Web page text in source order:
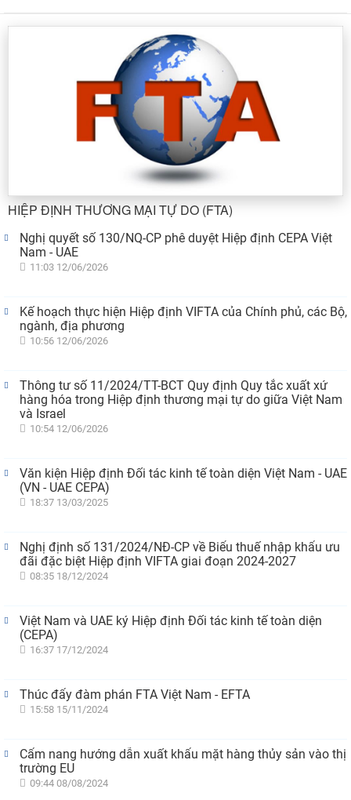
HIỆP ĐỊNH THƯƠNG MẠI TỰ DO (FTA)
Nghị quyết số 130/NQ-CP phê duyệt Hiệp định CEPA Việt
Nam - UAE
11:03 12/06/2026
Kế hoạch thực hiện Hiệp định VIFTA của Chính phủ, các Bộ,
ngành, địa phương
10:56 12/06/2026
Thông tư số 11/2024/TT-BCT Quy định Quy tắc xuất xứ
hàng hóa trong Hiệp định thương mại tự do giữa Việt Nam
và Israel
10:54 12/06/2026
Văn kiện Hiệp định Đối tác kinh tế toàn diện Việt Nam - UAE
(VN - UAE CEPA)
18:37 13/03/2025
Nghị định số 131/2024/NĐ-CP về Biểu thuế nhập khẩu ưu
đãi đặc biệt Hiệp định VIFTA giai đoạn 2024-2027
08:35 18/12/2024
Việt Nam và UAE ký Hiệp định Đối tác kinh tế toàn diện
(CEPA)
16:37 17/12/2024
Thúc đẩy đàm phán FTA Việt Nam - EFTA
15:58 15/11/2024
Cẩm nang hướng dẫn xuất khẩu mặt hàng thủy sản vào thị
trường EU
09:44 08/08/2024